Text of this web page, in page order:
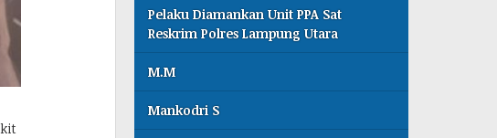
Pelaku Diamankan Unit PPA Sat
Reskrim Polres Lampung Utara
M.M
Mankodri S